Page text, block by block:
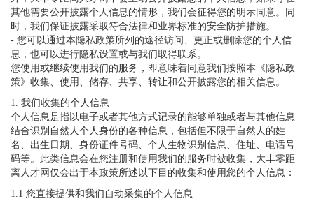
其他需要公开披露个人信息的情形，我们会征得您的明示同意。同
时，我们保证披露采取符合法律和业界标准的安全防护措施。
- 您可以通过本隐私政策所列的途径访问、更正或删除您的个人信
息，也可以进行隐私设置或与我们取得联系。
您使用或继续使用我们的服务，即意味着同意我们按照本《隐私政
策》收集、使用、储存、共享、转让和公开披露您的相关信息。
1. 我们收集的个人信息
个人信息是指以电子或者其他方式记录的能够单独或者与其他信息
结合识别自然人个人身份的各种信息，包括但不限于自然人的姓
名、出生日期、身份证件号码、个人生物识别信息、住址、电话号
码等。此类信息会在您注册和使用我们的服务时被收集，大丰零距
离人才网仅会出于本政策所述以下目的收集和使用您的个人信息：
1.1 您直接提供和我们自动采集的个人信息